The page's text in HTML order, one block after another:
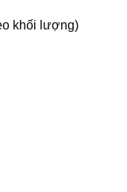
khối lượng)